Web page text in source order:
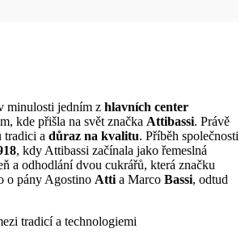
minulosti jedním z hlavních center
kde přišla na svět značka Attibassi. Právě
tradici a důraz na kvalitu. Příběh společnosti
, kdy Attibassi začínala jako řemeslná
a odhodlání dvou cukrářů, která značku
o pány Agostino Attia Marco Bassi, odtud
tradicí a technologiemi